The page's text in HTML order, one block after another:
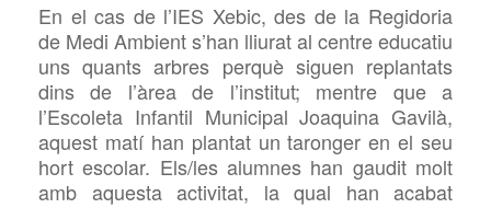
En el cas de l’IES Xebic, des de la Regidoria
de Medi Ambient s’han lliurat al centre educatiu
uns quants arbres perquè siguen replantats
dins de l’àrea de l’institut; mentre que a
l’Escoleta Infantil Municipal Joaquina Gavilà,
aquest matí han plantat un taronger en el seu
hort escolar. Els/les alumnes han gaudit molt
amb aquesta activitat, la qual han acabat